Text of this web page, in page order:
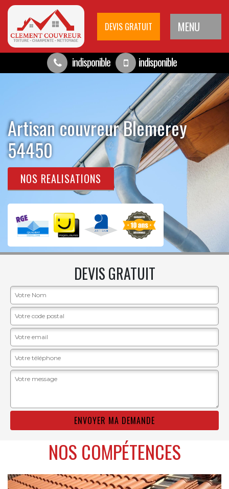
DEVIS GRATUIT MENU
indisponible indisponible
Artisan couvreur Blemerey
54450
NOS REALISATIONS
DEVIS GRATUIT
NOS COMPÉTENCES